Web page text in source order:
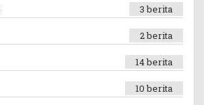
3 berita
2 berita
14 berita
10 berita